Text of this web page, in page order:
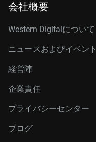
会社概要
Western Digitalについて
ニュースおよびイベント
経営陣
企業責任
プライバシーセンター
ブログ